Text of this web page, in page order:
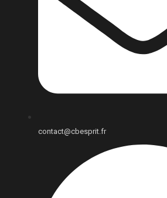
contact@cbesprit.fr